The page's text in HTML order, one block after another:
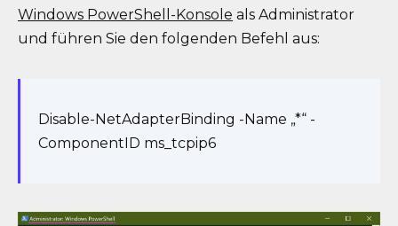
Windows PowerShell-Konsole als Administrator
und führen Sie den folgenden Befehl aus:
Disable-NetAdapterBinding -Name „*“ -
ComponentID ms_tcpip6